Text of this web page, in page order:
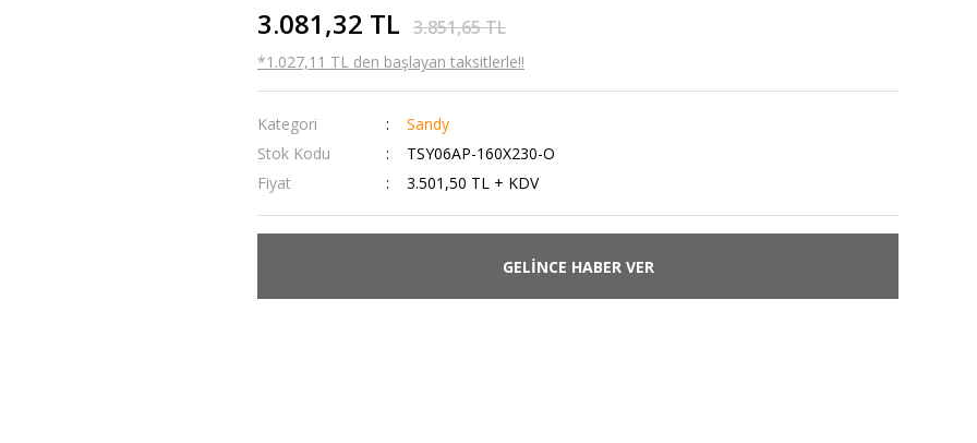
3.081,32 TL 3.851,65 TL
*1.027,11 TL den başlayan taksitlerle!!
Kategori
Sandy
Stok Kodu
TSY06AP-160X230-O
Fiyat
3.501,50 TL + KDV
GELİNCE HABER VER